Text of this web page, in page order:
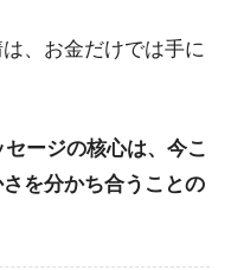
、お金だけでは手に
ージの核心は、今こ
を分かち合うことの